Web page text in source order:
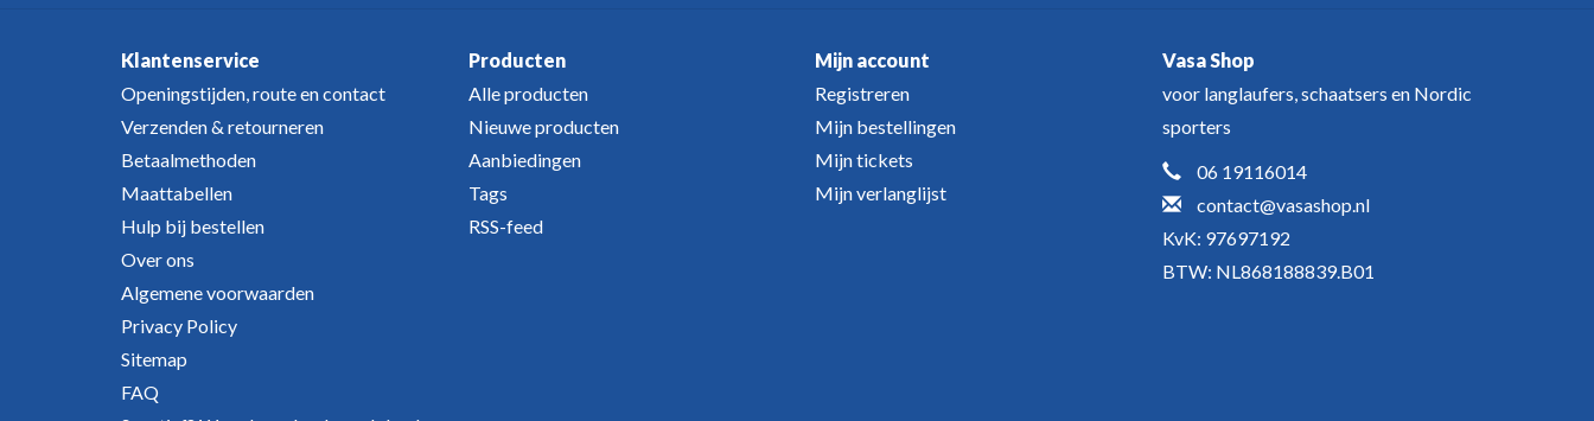
Klantenservice
Openingstijden, route en contact
Verzenden & retourneren
Betaalmethoden
Maattabellen
Hulp bij bestellen
Over ons
Algemene voorwaarden
Privacy Policy
Sitemap
FAQ
Producten
Alle producten
Nieuwe producten
Aanbiedingen
Tags
RSS-feed
Mijn account
Registreren
Mijn bestellingen
Mijn tickets
Mijn verlanglijst
Vasa Shop
voor langlaufers, schaatsers en Nordic
sporters
06 19116014
contact@vasashop.nl
KvK: 97697192
BTW: NL868188839.B01